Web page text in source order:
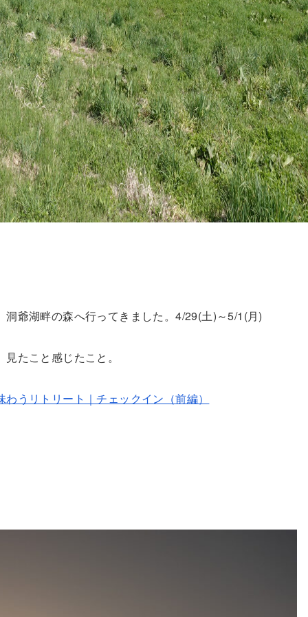
洞爺湖畔の森へ行ってきました。4/29(土)～5/1(月)
たこと感じたこと。
うリトリート｜チェックイン（前編）